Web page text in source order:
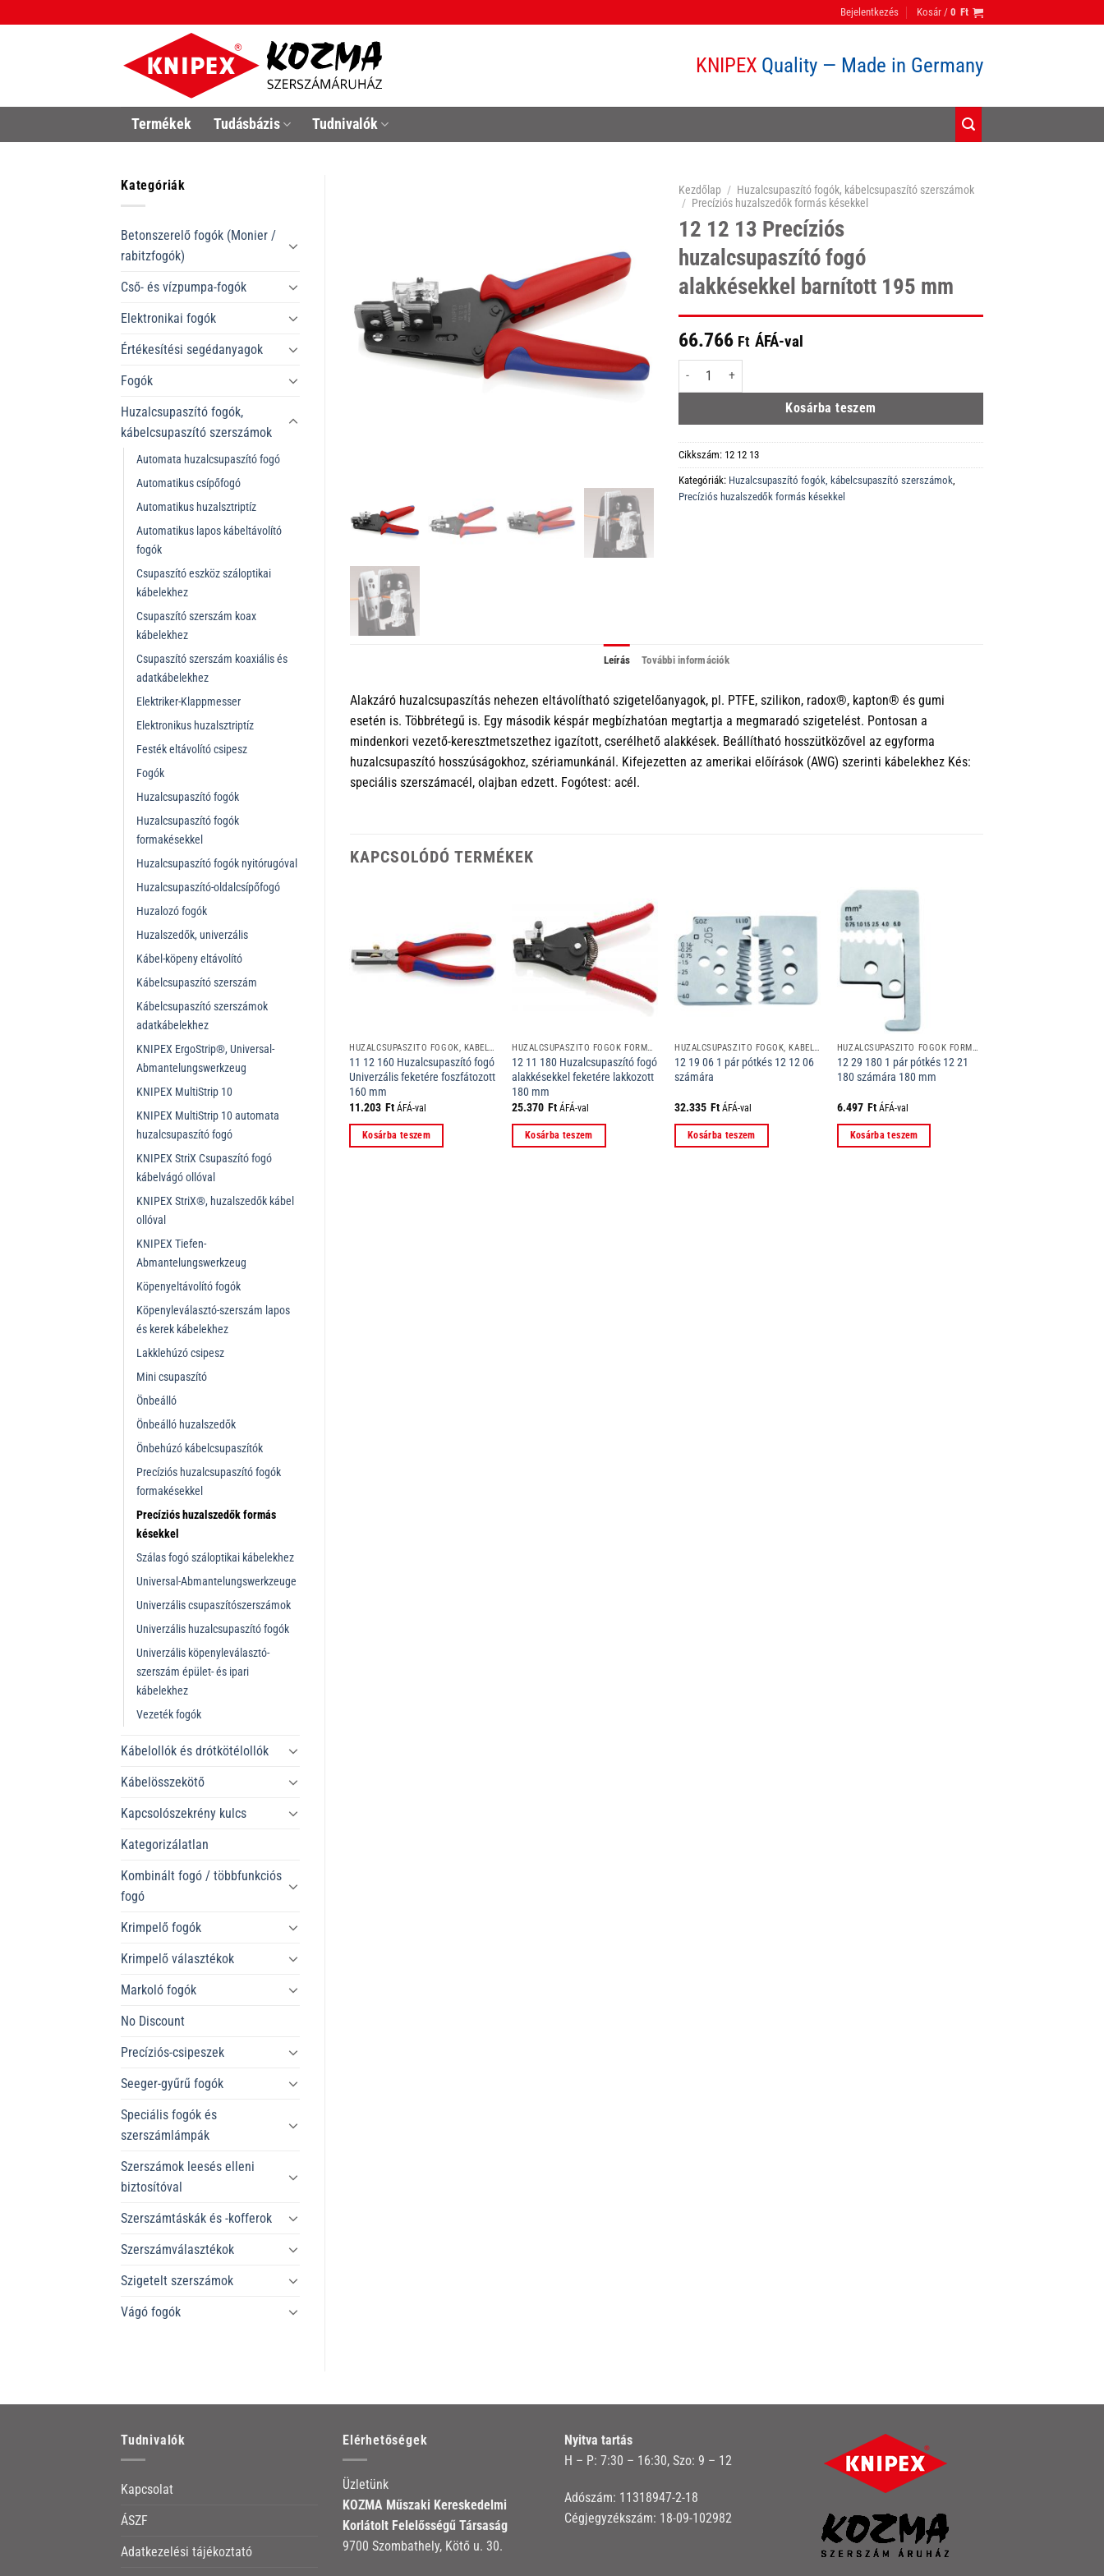
to
Bejelentkezés Kosár / 0 Ft
KNIPEX Quality — Made in Germany
Termékek Tudásbázis Tudnivalók
Kategóriák
Betonszerelő fogók (Monier /
rabitzfogók)
Cső- és vízpumpa-fogók
Elektronikai fogók
Értékesítési segédanyagok
Fogók
Huzalcsupaszító fogók,
kábelcsupaszító szerszámok
Automata huzalcsupaszító fogó
Automatikus csípőfogó
Automatikus huzalsztriptíz
Automatikus lapos kábeltávolító
fogók
Csupaszító eszköz száloptikai
kábelekhez
Csupaszító szerszám koax
kábelekhez
Csupaszító szerszám koaxiális és
adatkábelekhez
Elektriker-Klappmesser
Elektronikus huzalsztriptíz
Festék eltávolító csipesz
Fogók
Huzalcsupaszító fogók
Huzalcsupaszító fogók
formakésekkel
Huzalcsupaszító fogók nyitórugóval
Huzalcsupaszító-oldalcsípőfogó
Huzalozó fogók
Huzalszedők, univerzális
Kábel-köpeny eltávolító
Kábelcsupaszító szerszám
Kábelcsupaszító szerszámok
adatkábelekhez
KNIPEX ErgoStrip®, Universal-
Abmantelungswerkzeug
KNIPEX MultiStrip 10
KNIPEX MultiStrip 10 automata
huzalcsupaszító fogó
KNIPEX StriX Csupaszító fogó
kábelvágó ollóval
KNIPEX StriX®, huzalszedők kábel
ollóval
KNIPEX Tiefen-
Abmantelungswerkzeug
Köpenyeltávolító fogók
Köpenyleválasztó-szerszám lapos
és kerek kábelekhez
Lakklehúzó csipesz
Mini csupaszító
Önbeálló
Önbeálló huzalszedők
Önbehúzó kábelcsupaszítók
Precíziós huzalcsupaszító fogók
formakésekkel
Precíziós huzalszedők formás
késekkel
Szálas fogó száloptikai kábelekhez
Universal-Abmantelungswerkzeuge
Univerzális csupaszítószerszámok
Univerzális huzalcsupaszító fogók
Univerzális köpenyleválasztó-
szerszám épület- és ipari
kábelekhez
Vezeték fogók
Kábelollók és drótkötélollók
Kábelösszekötő
Kapcsolószekrény kulcs
Kategorizálatlan
Kombinált fogó / többfunkciós
fogó
Krimpelő fogók
Krimpelő választékok
Markoló fogók
No Discount
Precíziós-csipeszek
Seeger-gyűrű fogók
Speciális fogók és
szerszámlámpák
Szerszámok leesés elleni
biztosítóval
Szerszámtáskák és -kofferok
Szerszámválasztékok
Szigetelt szerszámok
Vágó fogók
Kezdőlap / Huzalcsupaszító fogók, kábelcsupaszító szerszámok
/ Precíziós huzalszedők formás késekkel
12 12 13 Precíziós
huzalcsupaszító fogó
alakkésekkel barnított 195 mm
66.766 Ft ÁFÁ-val
12 12 13 Precíziós huzalcsupaszító fogó alakkésekkel barnított 195 mm mennyiség
Kosárba teszem
Cikkszám: 12 12 13
Kategóriák: Huzalcsupaszító fogók, kábelcsupaszító szerszámok
Precíziós huzalszedők formás késekkel
Leírás További információk
Alakzáró huzalcsupaszítás nehezen eltávolítható szigetelőanyagok, pl. PTFE, szilikon, radox®, kapton® és gumi
esetén is. Többrétegű is. Egy második késpár megbízhatóan megtartja a megmaradó szigetelést. Pontosan a
mindenkori vezető-keresztmetszethez igazított, cserélhető alakkések. Beállítható hosszütközővel az egyforma
huzalcsupaszító hosszúságokhoz, szériamunkánál. Kifejezetten az amerikai előírások (AWG) szerinti kábelekhez Kés:
speciális szerszámacél, olajban edzett. Fogótest: acél.
KAPCSOLÓDÓ TERMÉKEK
HUZALCSUPASZÍTÓ FOGÓK, KÁBELCSUPASZÍTÓ SZERSZÁMOK
11 12 160 Huzalcsupaszító fogó
Univerzális feketére foszfátozott
160 mm
11.203 Ft ÁFÁ-val
Kosárba teszem
HUZALCSUPASZÍTÓ FOGÓK FORMAKÉSEKKEL
12 11 180 Huzalcsupaszító fogó
alakkésekkel feketére lakkozott
180 mm
25.370 Ft ÁFÁ-val
Kosárba teszem
HUZALCSUPASZÍTÓ FOGÓK, KÁBELCSUPASZÍTÓ SZERSZÁMOK
12 19 06 1 pár pótkés 12 12 06
számára
32.335 Ft ÁFÁ-val
Kosárba teszem
HUZALCSUPASZÍTÓ FOGÓK FORMAKÉSEKKEL
12 29 180 1 pár pótkés 12 21
180 számára 180 mm
6.497 Ft ÁFÁ-val
Kosárba teszem
HUZALCSUPASZÍTÓ FOGÓK, KÁBELCSUPASZÍTÓ SZERSZÁMOK
12 19 180 1 pár pótkés 12 11
180 számára 180 mm
7.000
Kosárba teszem
Tudnivalók
Kapcsolat
ÁSZF
Adatkezelési tájékoztató
Elérhetőségek
Üzletünk
KOZMA Műszaki Kereskedelmi
Korlátolt Felelősségű Társaság
9700 Szombathely, Kötő u. 30.
Nyitva tartás
H – P: 7:30 – 16:30, Szo: 9 – 12
Adószám: 11318947-2-18
Cégjegyzékszám: 18-09-102982